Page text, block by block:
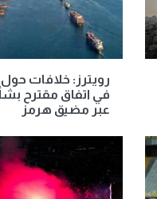
رويترز: خلافات حول
في اتفاق مقترح
عبر مضيق هرمز